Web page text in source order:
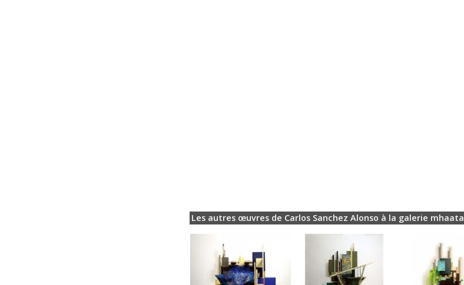
Les autres œuvres de Carlos Sanchez Alonso à la galerie mhaata